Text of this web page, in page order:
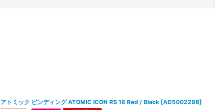
アトミック ビンディング ATOMIC ICON RS 16 Red / Black [AD5002298]